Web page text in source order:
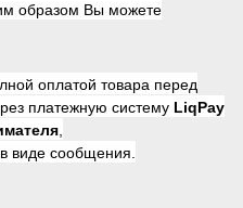
образом Вы можете
оплатой товара перед
платежную систему LiqPay
виде сообщения.